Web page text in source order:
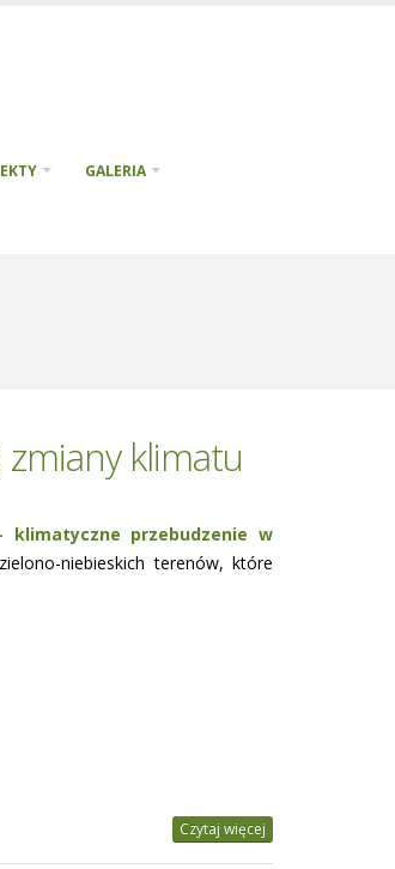
GALERIA
klimatu
przebudzenie w
niebieskich terenów, które
Czytaj więcej